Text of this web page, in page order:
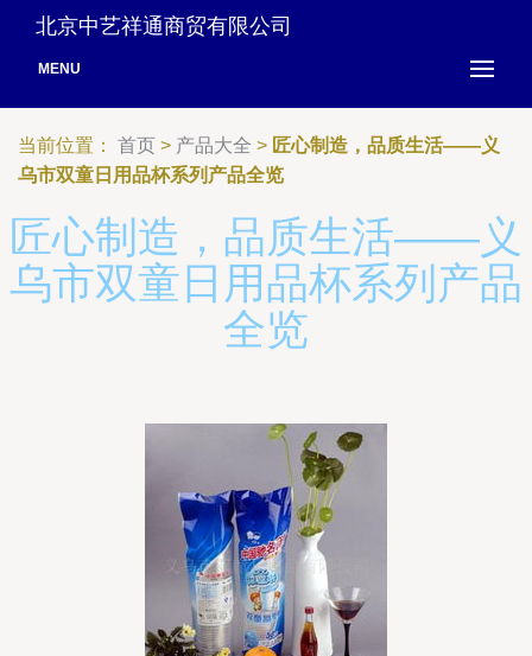
北京中艺祥通商贸有限公司
MENU
当前位置： 首页 > 产品大全 > 匠心制造，品质生活——义
乌市双童日用品杯系列产品全览
匠心制造，品质生活——义
乌市双童日用品杯系列产品
全览